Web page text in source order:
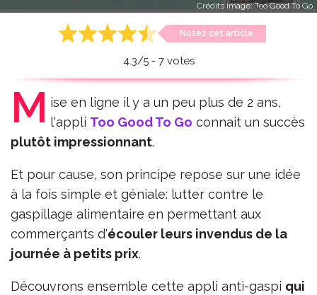
Crédits image:Too Good To Go
Notez cet article
4.3/5- 7votes
M ise en ligne il y a un peu plus de 2 ans,
l'appli Too Good To Go connait un succès
plutôt impressionnant.
Et pour cause, son principe repose sur une idée
à la fois simple et géniale: lutter contre le
gaspillage alimentaire en permettant aux
commerçants d'écouler leurs invendus de la
journée à petits prix.
Découvrons ensemble cette appli anti-gaspi qui